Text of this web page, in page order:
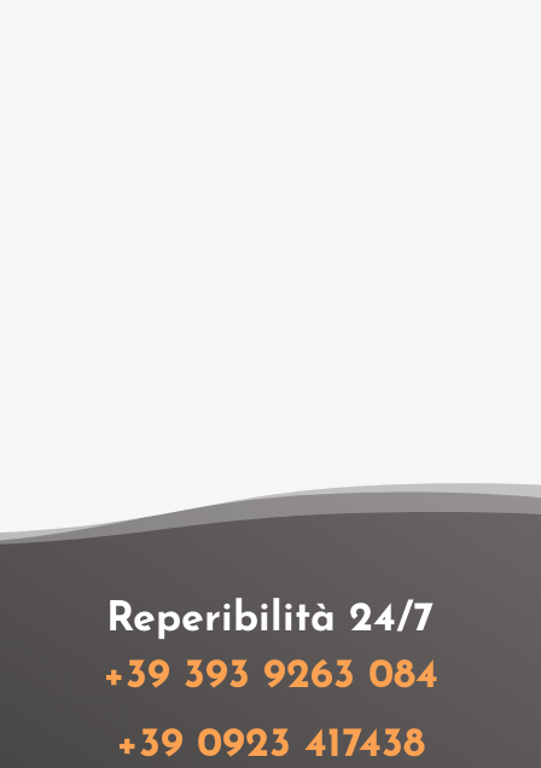
Reperibilità 24/7
+39 393 9263 084
+39 0923 417438